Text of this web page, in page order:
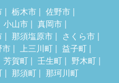
栃木市
佐野市
小山市
真岡市
那須塩原市
さくら市
市 上三川町
益子町
芳賀町 壬生町
野木町
那須町 那珂川町